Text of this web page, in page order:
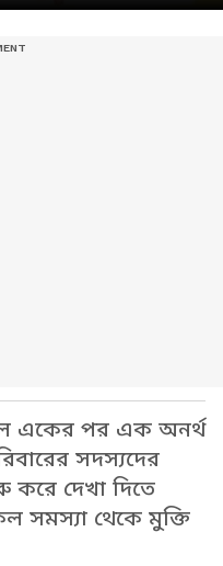
একের পর এক অনর্থ
সদস্যদের
করে দেখা দিতে
সমস্যা থেকে মুক্তি